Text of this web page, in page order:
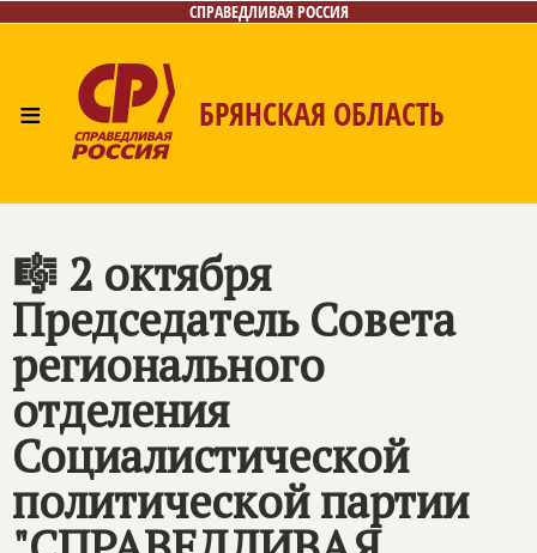
СПРАВЕДЛИВАЯ РОССИЯ
≡ БРЯНСКАЯ ОБЛАСТЬ
Контакты
🎼 2 октября
Председатель Совета
регионального
отделения
Социалистической
политической партии